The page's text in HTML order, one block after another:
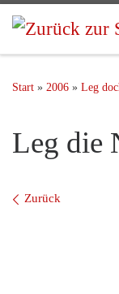
Start » 2006 » Leg
Leg die
Bilder
Zurück